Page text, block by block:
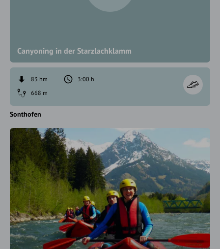
Canyoning in der Starzlachklamm
83 hm
3:00 h
668 m
Sonthofen